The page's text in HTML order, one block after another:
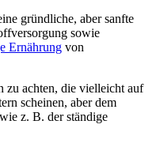
gründliche, aber sanfte
sowie
Ernährung von
zu achten, die vielleicht auf
scheinen, aber dem
z. B. der ständige